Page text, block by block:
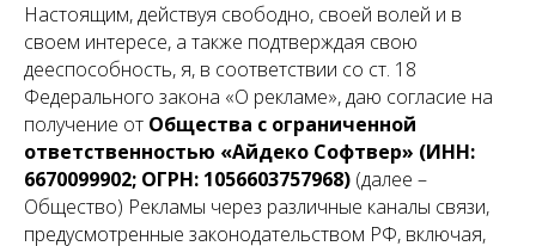
Настоящим, действуя свободно, своей волей и в
своем интересе, а также подтверждая свою
дееспособность, я, в соответствии со ст. 18
Федерального закона «О рекламе», даю согласие на
получение от Общества с ограниченной
ответственностью «Айдеко Софтвер» (ИНН:
6670099902; ОГРН: 1056603757968) (далее –
Общество) Рекламы через различные каналы связи,
предусмотренные законодательством РФ, включая,